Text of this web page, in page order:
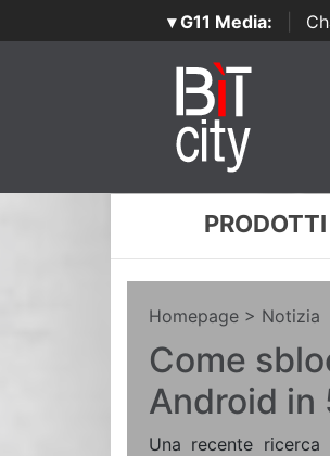
▾ G11 Media:
PRODOTTI
Homepage > Notizia
Come
Android
Una recente